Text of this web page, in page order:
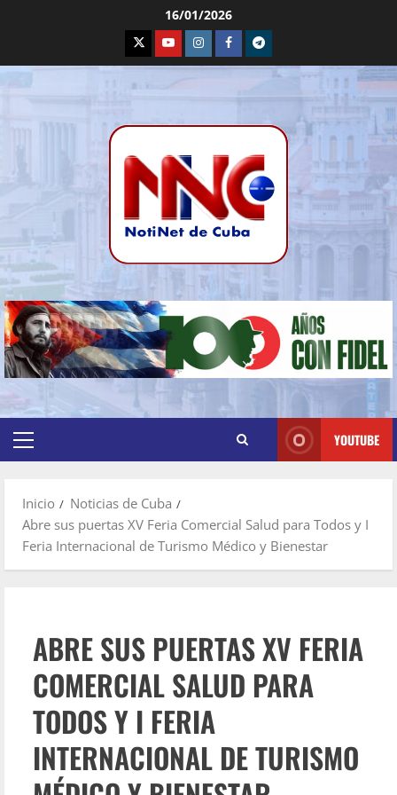
16/01/2026
YOUTUBE
Inicio
Noticias de Cuba
Abre sus puertas XV Feria Comercial Salud para Todos y I
Feria Internacional de Turismo Médico y Bienestar
ABRE SUS PUERTAS XV FERIA
COMERCIAL SALUD PARA
TODOS Y I FERIA
INTERNACIONAL DE TURISMO